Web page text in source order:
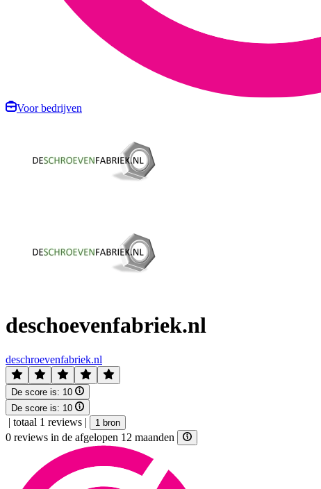
Voor bedrijven
deschoevenfabriek.nl
deschroevenfabriek.nl
De score is: 10
De score is: 10
| totaal 1 reviews | 1 bron
0 reviews in de afgelopen 12 maanden